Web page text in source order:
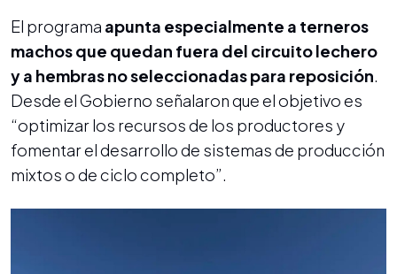
El programa apunta especialmente a terneros
machos que quedan fuera del circuito lechero
y a hembras no seleccionadas para reposición.
Desde el Gobierno señalaron que el objetivo es
“optimizar los recursos de los productores y
fomentar el desarrollo de sistemas de producción
mixtos o de ciclo completo”.